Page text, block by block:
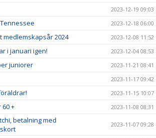
2023-12-19 09:03
2023-12-18 06:00
medlemskapsår 2024 2023-12-08 11:52
i januari igen! 2023-12-04 08:53
juniorer 2023-11-21 08:41
2023-11-17 09:42
2023-11-15 10:07
+ 2023-11-08 08:31
betalning med
2023-11-07 09:28